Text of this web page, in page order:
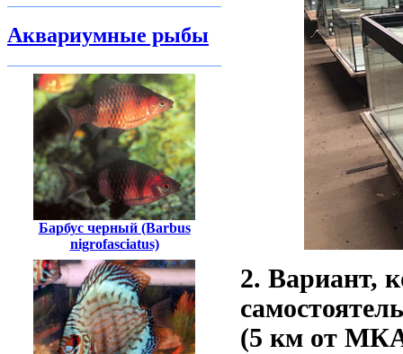
Аквариумные рыбы
Барбус черный (Barbus
nigrofasciatus)
2. Вариант,
(5 км от